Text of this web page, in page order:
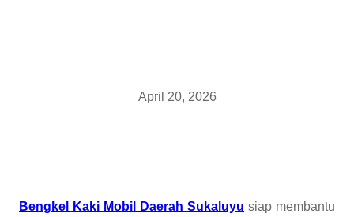
April 20, 2026
Bengkel Kaki Mobil Daerah Sukaluyu siap membantu